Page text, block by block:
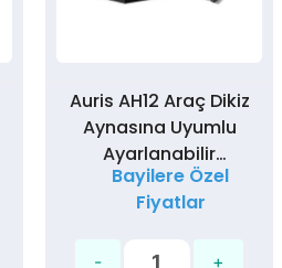
Auris AH12 Araç Dikiz
Aynasına Uyumlu
Ayarlanabilir
Telefon Tutucu
Bayilere Özel
Fiyatlar